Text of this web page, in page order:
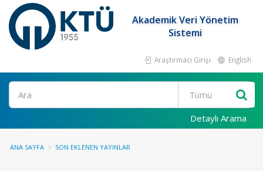
Akademik Veri Yönetim
Sistemi
Araştırmacı Girişi English
Ara
Detaylı Arama
ANA SAYFA SON EKLENEN YAYINLAR